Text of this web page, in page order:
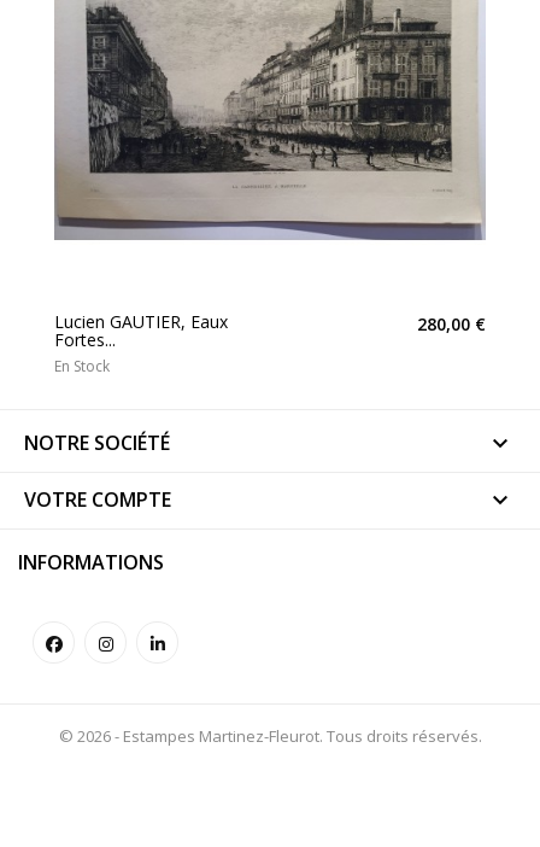
Lucien GAUTIER, Eaux
Fortes...
280,00 €
En Stock
NOTRE SOCIÉTÉ 
VOTRE COMPTE 
INFORMATIONS
© 2026 - Estampes Martinez-Fleurot. Tous droits réservés.